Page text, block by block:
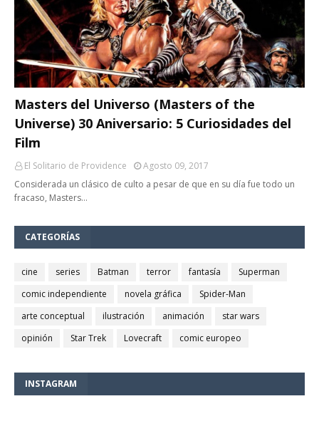
Masters del Universo (Masters of the
Universe) 30 Aniversario: 5 Curiosidades del
Film
El Solitario de Providence
Agosto 09, 2017
Considerada un clásico de culto a pesar de que en su día fue todo un
fracaso, Masters…
CATEGORÍAS
cine series Batman terror fantasía
Superman
comic independiente
novela gráfica
Spider-Man
arte conceptual
ilustración animación
star wars
opinión
Star Trek Lovecraft comic europeo
INSTAGRAM